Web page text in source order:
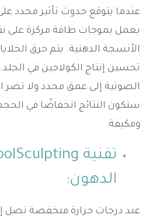
عندما يتوقع حدوث تأثير محدد
يعمل بموجات طاقة مركزة على
الأنسجة الدهنية. يتم حرق
تحسين إنتاج الكولاجين في
الصوتية إلى عمق محدد ولا تضر
ستكون النتائج انخفاضًا في
ومكيفة.
الدهون: